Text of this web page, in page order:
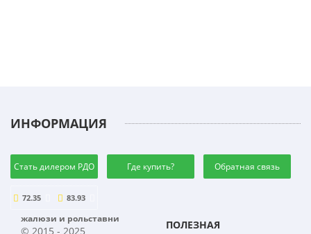
ИНФОРМАЦИЯ
Стать дилером РДО Где купить? Обратная связь
72.35 83.93
жалюзи и рольставни
© 2015 - 2025
ПОЛЕЗНАЯ